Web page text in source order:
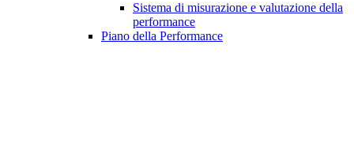
Sistema di misurazione e valutazione della
performance
Piano della Performance